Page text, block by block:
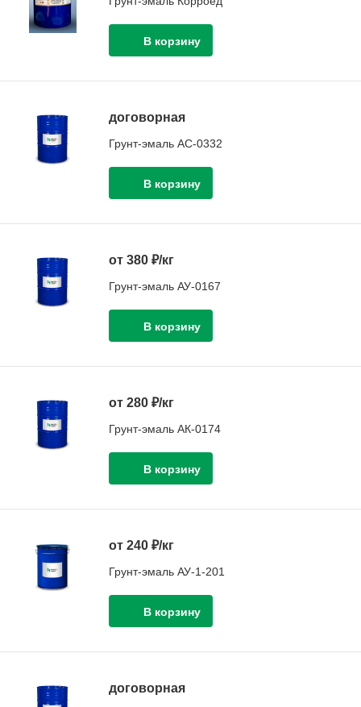
договорная
Грунт-эмаль АС-0332
от 380 ₽/кг
Грунт-эмаль АУ-0167
от 280 ₽/кг
Грунт-эмаль АК-0174
от 240 ₽/кг
Грунт-эмаль АУ-1-201
договорная